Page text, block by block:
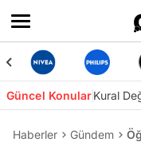
Güncel KonularKural
Haberler Gündem